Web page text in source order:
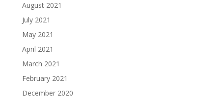
August 2021
July 2021
May 2021
April 2021
March 2021
February 2021
December 2020